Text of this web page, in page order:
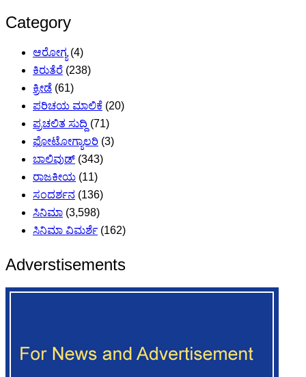
Category
ಆರೋಗ್ಯ(4)
ಕಿರುತೆರೆ (238)
ಕ್ರೀಡೆ (61)
ಪರಿಚಯ ಮಾಲಿಕೆ (20)
ಪ್ರಚಲಿತ ಸುದ್ದಿ (71)
ಫೋಟೋಗ್ಯಾಲರಿ (3)
ಬಾಲಿವುಡ್ (343)
ರಾಜಕೀಯ (11)
ಸಂದರ್ಶನ (136)
ಸಿನಿಮಾ (3,598)
ಸಿನಿಮಾ ವಿಮರ್ಶೆ (162)
Adverstisements